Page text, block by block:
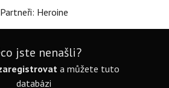
Partneři: Heroine
jste nenašli?
a můžete tuto
databázi